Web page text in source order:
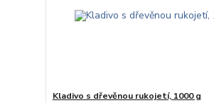
Kladivo s dřevěnou rukojetí, 1000 g